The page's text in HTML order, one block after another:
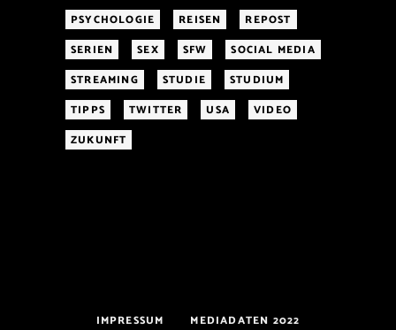
PSYCHOLOGIE
REISEN
REPOST
SERIEN
SEX SFW
SOCIAL MEDIA
STREAMING
STUDIE
STUDIUM
TIPPS
TWITTER USA
VIDEO
ZUKUNFT
IMPRESSUM MEDIADATEN 2022